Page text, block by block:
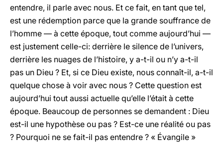
entendre, il parle avec nous. Et ce fait, en tant que tel,
est une rédemption parce que la grande souffrance de
l’homme — à cette époque, tout comme aujourd’hui —
est justement celle-ci: derrière le silence de l’univers,
derrière les nuages de l’histoire, y a-t-il ou n’y a-t-il
pas un Dieu ? Et, si ce Dieu existe, nous connaît-il, a-t-il
quelque chose à voir avec nous ? Cette question est
aujourd’hui tout aussi actuelle qu’elle l’était à cette
époque. Beaucoup de personnes se demandent : Dieu
est-il une hypothèse ou pas ? Est-ce une réalité ou pas
? Pourquoi ne se fait-il pas entendre ? « Évangile »